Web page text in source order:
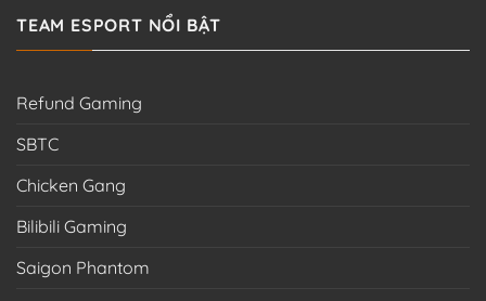
TEAM ESPORT NỔI BẬT
Refund Gaming
SBTC
Chicken Gang
Bilibili Gaming
Saigon Phantom